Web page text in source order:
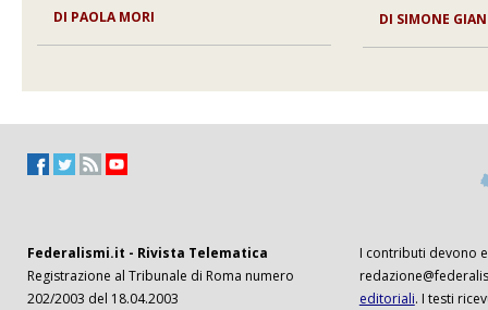
DI PAOLA MORI DI SIMONE
Federalismi.it - Rivista Telematica
Registrazione al Tribunale di Roma numero
202/2003 del 18.04.2003
I contributi devono
editoriali. I testi